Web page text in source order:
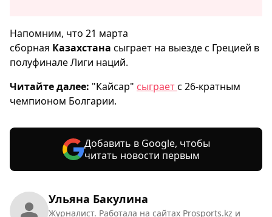
Ульяна Бакулина
Журналист. Работала на сайтах Prosports.kz и
Напомним, что 21 марта
сборная Казахстана сыграет на выезде с Грецией в
полуфинале Лиги наций.
Читайте далее: "Кайсар" сыграетс 26-кратным
чемпионом Болгарии.
Добавить в Google, чтобы
читать новости первым